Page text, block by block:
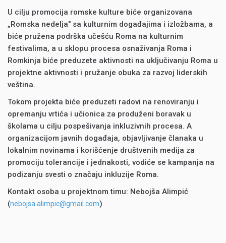
U cilju promocija romske kulture biće organizovana
„Romska nedelja" sa kulturnim događajima i izložbama, a
biće pružena podrška učešću Roma na kulturnim
festivalima, a u sklopu procesa osnaživanja Roma i
Romkinja biće preduzete aktivnosti na uključivanju Roma u
projektne aktivnosti i pružanje obuka za razvoj liderskih
veština.
Tokom projekta biće preduzeti radovi na renoviranju i
opremanju vrtića i učionica za produženi boravak u
školama u cilju pospešivanja inkluzivnih procesa. A
organizacijom javnih događaja, objavljivanje članaka u
lokalnim novinama i korišćenje društvenih medija za
promociju tolerancije i jednakosti, vodiće se kampanja na
podizanju svesti o značaju inkluzije Roma.
Kontakt osoba u projektnom timu: Nebojša Alimpić
(nebojsa.alimpic@gmail.com)